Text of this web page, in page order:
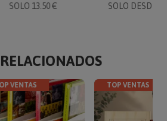
SOLO 13.50 €
SOLO DESDE
VENTAS TOP VENTAS